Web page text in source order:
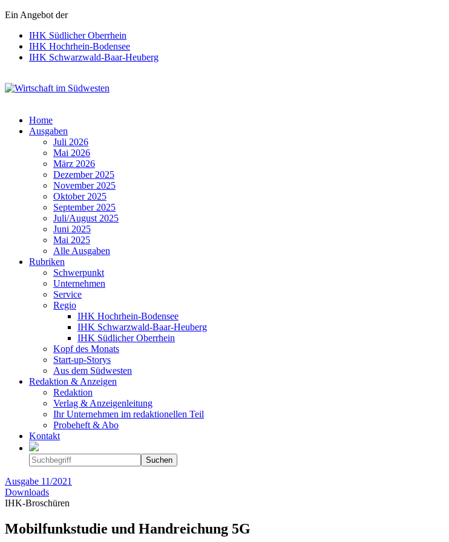
Ein Angebot der
IHK Südlicher Oberrhein
IHK Hochrhein-Bodensee
IHK Schwarzwald-Baar-Heuberg
Home
Ausgaben
Juli 2026
Mai 2026
März 2026
Dezember 2025
November 2025
Oktober 2025
September 2025
Juli/August 2025
Juni 2025
Mai 2025
Alle Ausgaben
Rubriken
Schwerpunkt
Unternehmen
Service
Regio
IHK Hochrhein-Bodensee
IHK Schwarzwald-Baar-Heuberg
IHK Südlicher Oberrhein
Kopf des Monats
Start-up-Storys
Aus dem Südwesten
Redaktion & Anzeigen
Redaktion
Verlag & Anzeigenleitung
Ihr Unternehmen im redaktionellen Teil
Probeheft & Abo
Kontakt
Ausgabe 11/2021
Downloads
IHK-Broschüren
Mobilfunkstudie und Handreichung 5G